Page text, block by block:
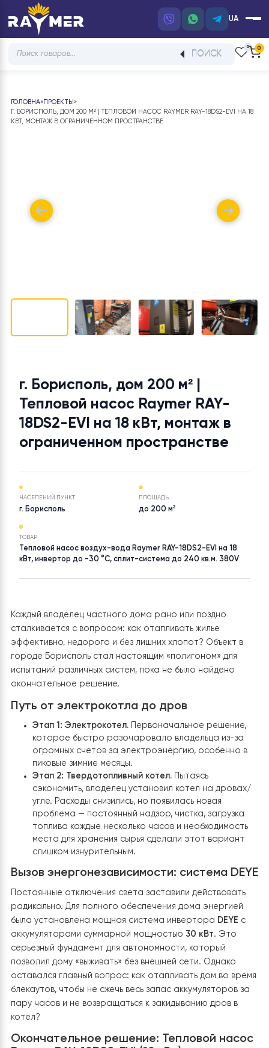
UA
Products
ПОИСК
ГОЛОВНА»ПРОЕКТЫ»
Г. БОРИСПОЛЬ, ДОМ 200 М² | ТЕПЛОВОЙ НАСОС RAYMER RAY-18DS2-EVI
г. Борисполь, дом 200 м² |
Тепловой насос Raymer RAY-
18DS2-EVI на 18 кВт, монтаж в
ограниченном пространстве
г. Борисполь
Тепловой насос воздух-вода Raymer RAY-18DS2-EVI на 18
кВт, инвертор до -30 °C, сплит-система до 240 кв.м. 380V
Каждый владелец частного дома рано или поздно
сталкивается с вопросом: как отапливать жилье
эффективно, недорого и без лишних хлопот? Объект
городе Борисполь стал настоящим «полигоном» для
испытаний различных систем, пока не было найдено
окончательное решение.
Путь от электрокотла до дров
Этап 1: Электрокотел.Первоначальное
которое быстро разочаровало владельца из-
пиковые зимние месяцы.
сэкономить, владелец установил котел на
угле. Расходы снизились, но появилась новая
проблема — постоянный надзор, чистка,
топлива каждые несколько часов и
места для хранения сырья сделали этот
слишком изнурительным.
Вызов энергонезависимости: система
Постоянные отключения света заставили
радикально. Для полного обеспечения дома
была установлена мощная система инвертора
аккумуляторами суммарной мощностью30 кВт. Это